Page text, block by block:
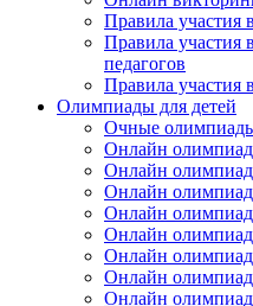
Правила участия
Правила участия
педагогов
Правила участия
Олимпиады для детей
Очные
Онлайн
Онлайн
Онлайн
Онлайн
Онлайн
Онлайн
Онлайн
Онлайн